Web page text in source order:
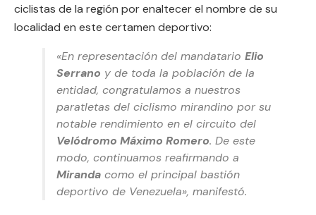
ciclistas de la región por enaltecer el nombre de su
localidad en este certamen deportivo:
«En representación del mandatario Elio
Serrano y de toda la población de la
entidad, congratulamos a nuestros
paratletas del ciclismo mirandino por su
notable rendimiento en el circuito del
Velódromo Máximo Romero. De este
modo, continuamos reafirmando a
Miranda como el principal bastión
deportivo de Venezuela», manifestó.